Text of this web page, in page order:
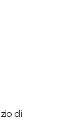
di